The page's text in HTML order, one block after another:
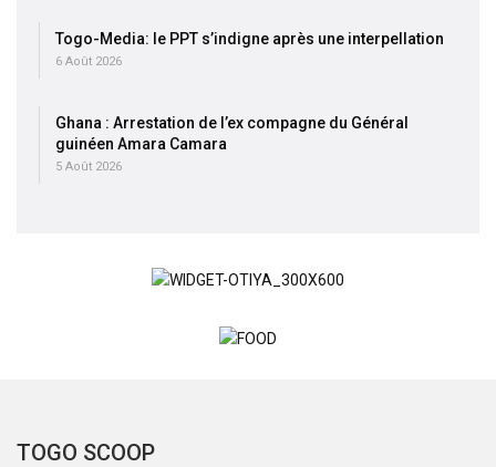
Togo-Media: le PPT s’indigne après une interpellation
6 Août 2026
Ghana : Arrestation de l’ex compagne du Général
guinéen Amara Camara
5 Août 2026
TOGO SCOOP